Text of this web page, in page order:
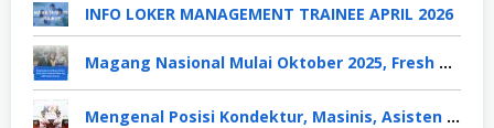
INFO LOKER MANAGEMENT TRAINEE APRIL 2026
Magang Nasional Mulai Oktober 2025, Fresh Graduate Dapat Gaji UMP Selama 6 Bulan
Mengenal Posisi Kondektur, Masinis, Asisten PPKA, Pemeliharaan Sarana dan Prasarana, Polsuska (Polisi Khusus Kereta Api), di PT KAI